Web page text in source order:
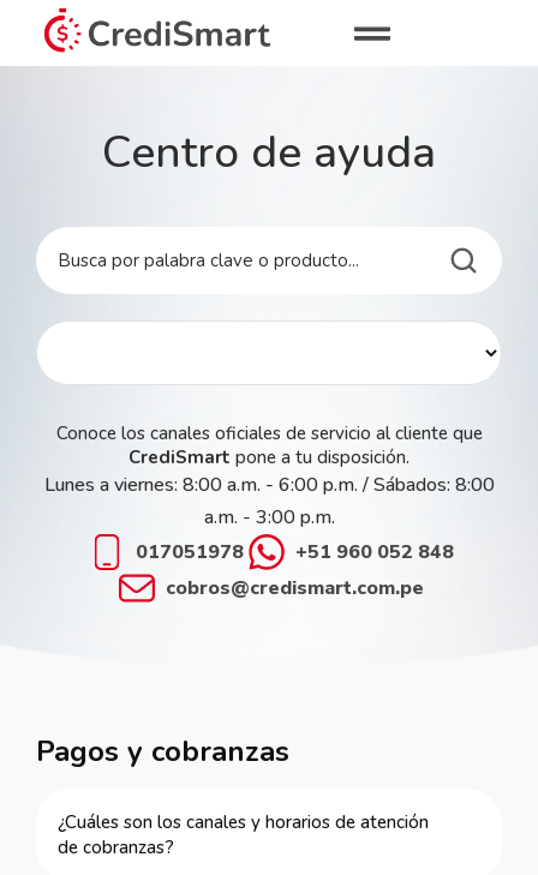
Centro de ayuda
Conoce los canales oficiales de servicio al cliente que
CrediSmart pone a tu disposición.
Lunes a viernes: 8:00 a.m. - 6:00 p.m. / Sábados: 8:00
a.m. - 3:00 p.m.
017051978
+51 960 052 848
cobros@credismart.com.pe
Pagos y cobranzas
¿Cuáles son los canales y horarios de atención
de cobranzas?